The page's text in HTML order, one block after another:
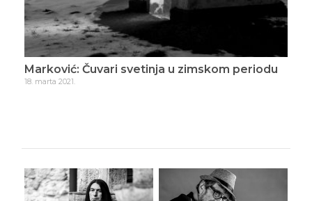
Marković: Čuvari svetinja u zimskom periodu
18. marta 2021.